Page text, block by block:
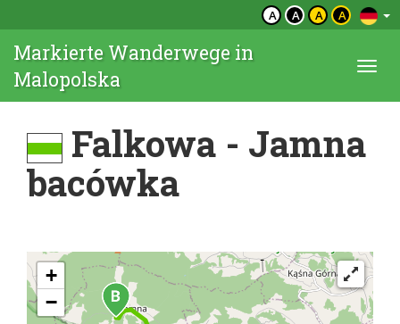
A A A A
Markierte Wanderwege in
Malopolska
Falkowa - Jamna
bacówka
+
−